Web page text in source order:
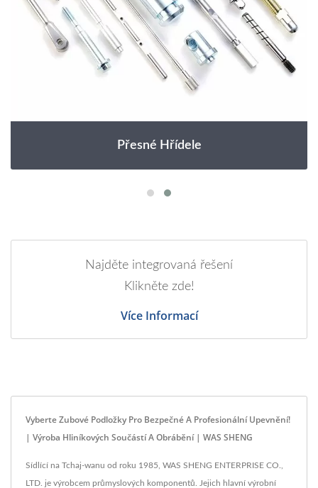
Přesné Hřídele
Najděte integrovaná řešení
Klikněte zde!
Více Informací
Vyberte Zubové Podložky Pro Bezpečné A Profesionální Upevnění!
| Výroba Hliníkových Součástí A Obrábění | WAS SHENG
Sídlící na Tchaj-wanu od roku 1985, WAS SHENG ENTERPRISE CO.,
LTD. je výrobcem průmyslových komponentů. Jejich hlavní výrobní